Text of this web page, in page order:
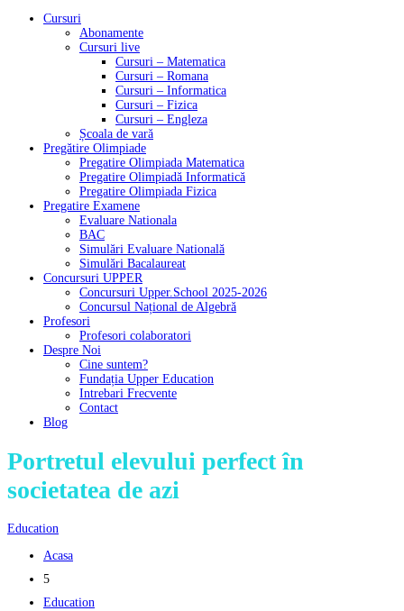
Cursuri
Abonamente
Cursuri live
Cursuri – Matematica
Cursuri – Romana
Cursuri – Informatica
Cursuri – Fizica
Cursuri – Engleza
Școala de vară
Pregătire Olimpiade
Pregatire Olimpiada Matematica
Pregatire Olimpiadă Informatică
Pregatire Olimpiada Fizica
Pregatire Examene
Evaluare Nationala
BAC
Simulări Evaluare Natională
Simulări Bacalaureat
Concursuri UPPER
Concursuri Upper.School 2025-2026
Concursul Național de Algebră
Profesori
Profesori colaboratori
Despre Noi
Cine suntem?
Fundația Upper Education
Intrebari Frecvente
Contact
Blog
Portretul elevului perfect în
societatea de azi
Education
Acasa
5
Education